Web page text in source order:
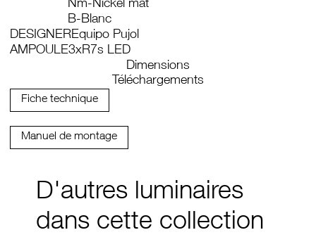
Nm-Nickel mat
B-Blanc
DESIGNEREquipo Pujol
AMPOULE3xR7s LED
Dimensions
Téléchargements
Fiche technique
Manuel de montage
D'autres luminaires
dans cette collection